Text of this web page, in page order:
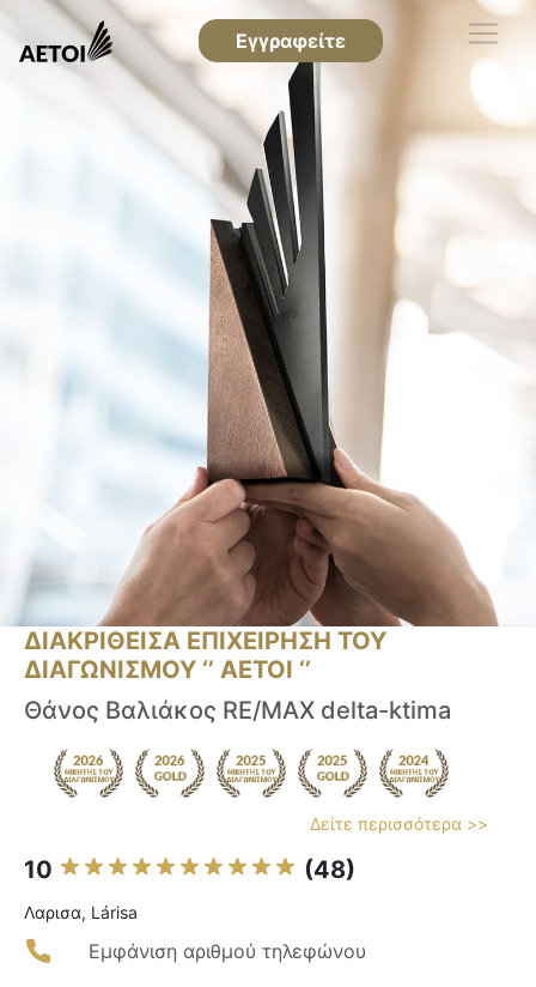
Εγγραφείτε
ΔΙΑΚΡΙΘΕΙΣΑ ΕΠΙΧΕΙΡΗΣΗ ΤΟΥ
ΔΙΑΓΩΝΙΣΜΟΥ ‘’ ΑΕΤΟΙ ‘’
Θάνος Βαλιάκος RE/MAX delta-ktima
Δείτε περισσότερα >>
10 (48)
Λαρισα, Lárisa
Εμφάνιση αριθμού τηλεφώνου